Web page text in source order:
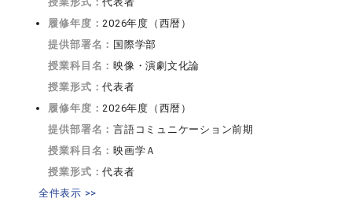
履修年度： 2026年度（西暦）
提供部署名： 国際学部
授業科目名：映像・演劇文化論
授業形式：代表者
履修年度： 2026年度（西暦）
提供部署名：言語コミュニケーション前期
授業科目名：映画学Ａ
授業形式：代表者
全件表示 >>